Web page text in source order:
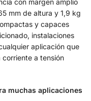
con margen amplio
mm de altura y 1,9 kg
y capaces
instalaciones
aplicación que
a tensión
muchas aplicaciones